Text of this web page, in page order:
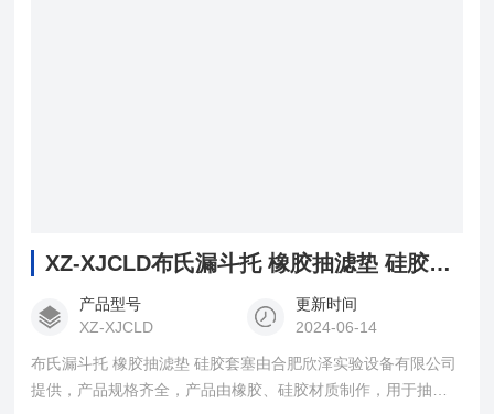
XZ-XJCLD布氏漏斗托 橡胶抽滤垫 硅胶套塞
产品型号
XZ-XJCLD
更新时间
2024-06-14
布氏漏斗托 橡胶抽滤垫 硅胶套塞由合肥欣泽实验设备有限公司
提供，产品规格齐全，产品由橡胶、硅胶材质制作，用于抽滤